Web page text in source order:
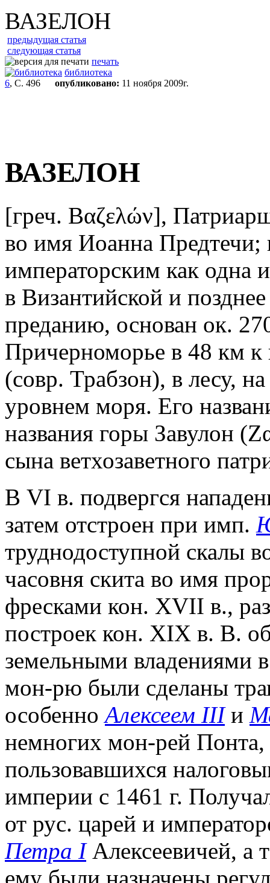
ВАЗЕЛОН
предыдущая статья
следующая статья
печать
библиотека
6, С. 496 опубликовано: 11 ноября 2009г.
ВАЗЕЛОН
[греч. Βαζελών],
во имя Иоанна Предтечи;
императорским как одна
в Византийской и
преданию, основан ок.
Причерноморье в 48 км к
(совр. Трабзон), в лесу,
уровнем моря. Его
названия горы Завулон
сына ветхозаветного
В VI в. подвергся
затем отстроен при имп.
труднодоступной скалы
часовня скита во имя
фресками кон. XVII в.,
построек кон. XIX в. В.
земельными владениями
мон-рю были сделаны
особенноАлексеем IIIи
немногих мон-рей Понта,
пользовавшихся
империи с 1461 г.
от рус. царей и
Петра IАлексеевичей, а
ему были назначены